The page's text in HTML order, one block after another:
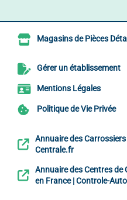
Magasins de Pièces
Gérer un établissement
Mentions Légales
Politique de Vie Privée
Annuaire des
Centrale.fr
Annuaire des Centres de
en France | Controle-